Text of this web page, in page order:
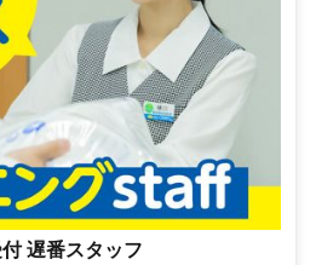
遅番スタッフ